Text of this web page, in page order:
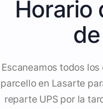
Horario
Escaneamos todos
parcello en Lasarte
reparte UPS por la